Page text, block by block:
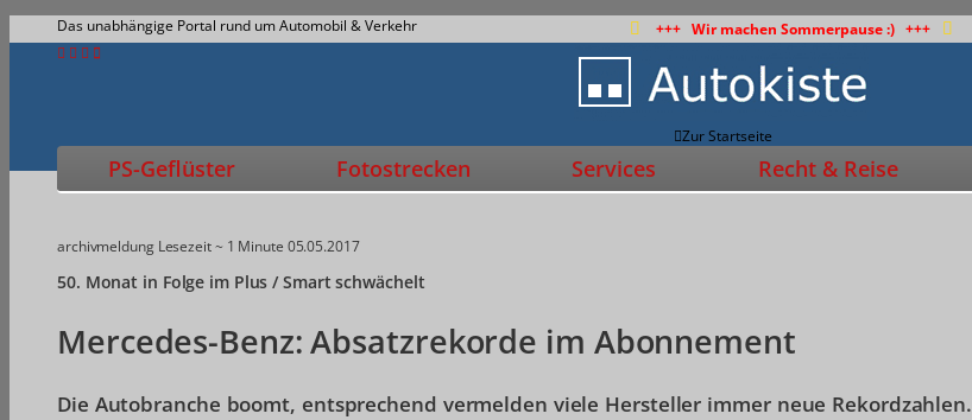
Das unabhängige Portal rund um Automobil & Verkehr +++ Wir machen Sommerpause :) +++
Zur Startseite
PS-Geflüster Fotostrecken Services Recht & Reise
archivmeldung Lesezeit ~ 1 Minute 05.05.2017
50. Monat in Folge im Plus / Smart schwächelt
Mercedes-Benz: Absatzrekorde im Abonnement
Die Autobranche boomt, entsprechend vermelden viele Hersteller immer neue Rekordzahlen.